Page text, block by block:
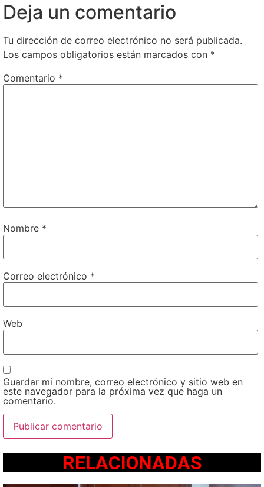
Deja un comentario
Tu dirección de correo electrónico no será publicada.
Los campos obligatorios están marcados con *
Comentario *
Nombre *
Correo electrónico *
Web
Guardar mi nombre, correo electrónico y sitio web en
este navegador para la próxima vez que haga un
comentario.
RELACIONADAS